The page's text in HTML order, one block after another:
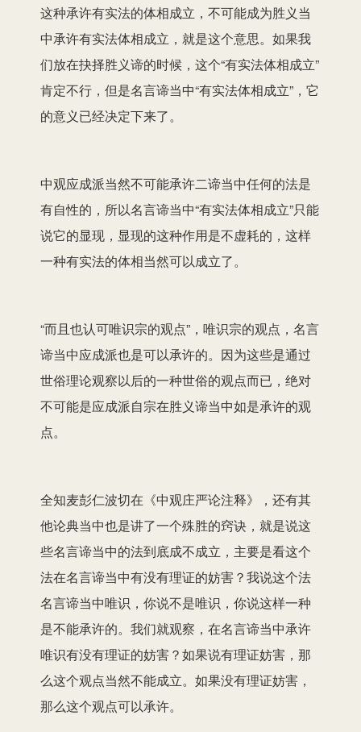
这种承许有实法的体相成立，不可能成为胜义当
中承许有实法体相成立，就是这个意思。如果我
们放在抉择胜义谛的时候，这个“有实法体相成立”
肯定不行，但是名言谛当中“有实法体相成立”，它
的意义已经决定下来了。
中观应成派当然不可能承许二谛当中任何的法是
有自性的，所以名言谛当中“有实法体相成立”只能
说它的显现，显现的这种作用是不虚耗的，这样
一种有实法的体相当然可以成立了。
“而且也认可唯识宗的观点”，唯识宗的观点，名言
谛当中应成派也是可以承许的。因为这些是通过
世俗理论观察以后的一种世俗的观点而已，绝对
不可能是应成派自宗在胜义谛当中如是承许的观
点。
全知麦彭仁波切在《中观庄严论注释》，还有其
他论典当中也是讲了一个殊胜的窍诀，就是说这
些名言谛当中的法到底成不成立，主要是看这个
法在名言谛当中有没有理证的妨害？我说这个法
名言谛当中唯识，你说不是唯识，你说这样一种
是不能承许的。我们就观察，在名言谛当中承许
唯识有没有理证的妨害？如果说有理证妨害，那
么这个观点当然不能成立。如果没有理证妨害，
那么这个观点可以承许。